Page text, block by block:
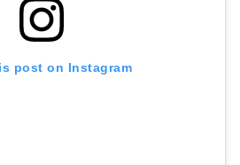
post on Instagram